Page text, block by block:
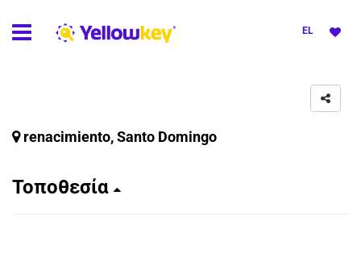
EL
renacimiento, Santo Domingo
Τοποθεσία